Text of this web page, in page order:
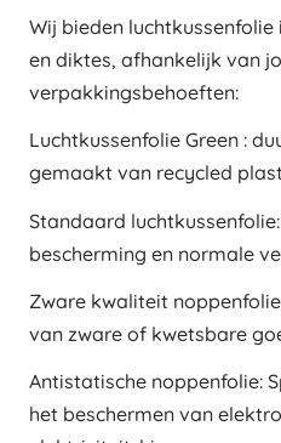
Wij bieden
en diktes, afhankelijk van
verpakkingsbehoeften:
Luchtkussenfolie Green :
gemaakt van recycled
Standaard
bescherming en normale
Zware kwaliteit
van zware of kwetsbare
Antistatische noppenfolie:
het beschermen van